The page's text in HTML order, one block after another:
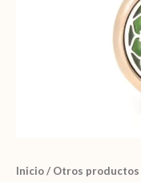
Inicio/ Otros productos